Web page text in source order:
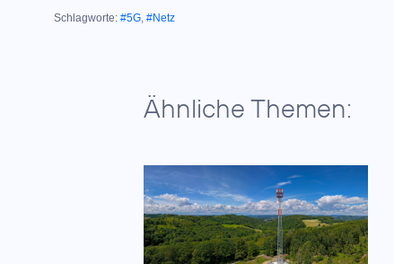
Schlagworte: #5G, #Netz
Ähnliche Themen: